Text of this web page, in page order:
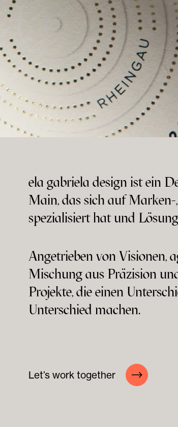
ela gabriela design ist ein
Main, das sich auf
spezialisiert hat und
Angetrieben von Visionen,
Mischung aus Präzision
Projekte, die einen
Unterschied machen.
Let’s work together